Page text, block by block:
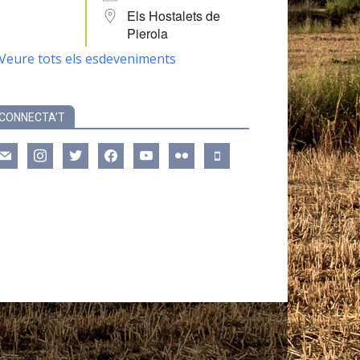
Els Hostalets de
Pierola
tots els esdeveniments
instagramtwitter facebookyoutube flickr mobile